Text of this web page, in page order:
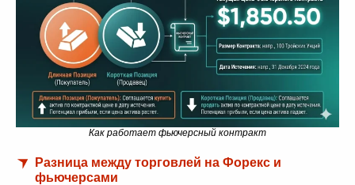
Как работает фьючерсный контракт
Разница между торговлей на Форекс и
фьючерсами